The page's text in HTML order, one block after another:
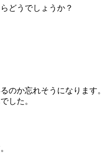
どうでしょうか？
のか忘れそうになります。
した。